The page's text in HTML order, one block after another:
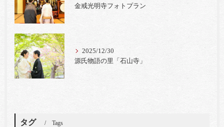
金戒光明寺フォトプラン
2025/12/30
源氏物語の里「石山寺」
タグ Tags